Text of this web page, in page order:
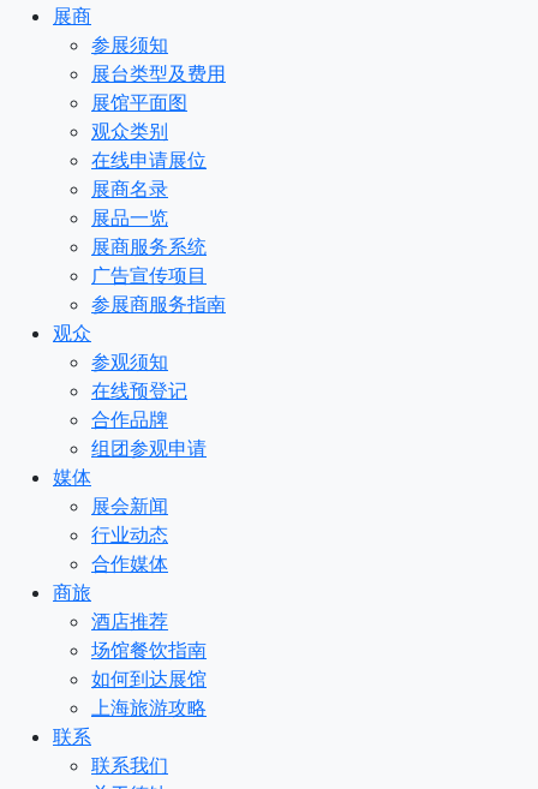
展商
参展须知
展台类型及费用
展馆平面图
观众类别
在线申请展位
展商名录
展品一览
展商服务系统
广告宣传项目
参展商服务指南
观众
参观须知
在线预登记
合作品牌
组团参观申请
媒体
展会新闻
行业动态
合作媒体
商旅
酒店推荐
场馆餐饮指南
如何到达展馆
上海旅游攻略
联系
联系我们